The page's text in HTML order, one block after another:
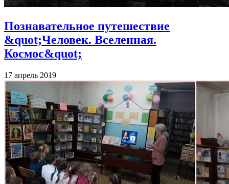
Познавательное путешествие
&quot;Человек. Вселенная.
Космос&quot;
17 апрель 2019